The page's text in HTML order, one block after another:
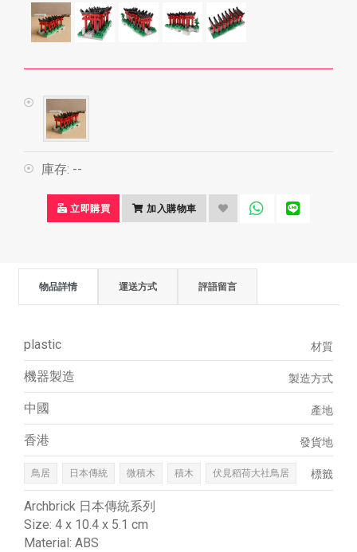
庫存: --
立即購買 加入購物車
物品詳情 運送方式 評語留言
材質
plastic
製造方式
機器製造
產地
中國
發貨地
香港
標籤
鳥居 日本傳統 微積木 積木 伏見稻荷大社鳥居
Archbrick 日本傳統系列
Size: 4 x 10.4 x 5.1 cm
Material: ABS